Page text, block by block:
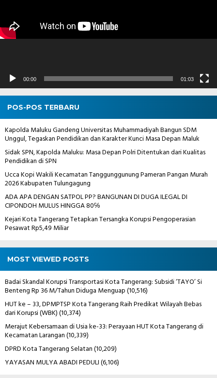
00:00 01:03
POS-POS TERBARU
Kapolda Maluku Gandeng Universitas Muhammadiyah Bangun SDM
Unggul, Tegaskan Pendidikan dan Karakter Kunci Masa Depan Maluk
Sidak SPN, Kapolda Maluku: Masa Depan Polri Ditentukan dari Kualitas
Pendidikan di SPN
Ucca Kopi Wakili Kecamatan Tanggunggunung Pameran Pangan Murah
2026 Kabupaten Tulungagung
ADA APA DENGAN SATPOL PP? BANGUNAN DI DUGA ILEGAL DI
CIPONDOH MULUS HINGGA 80℅
Kejari Kota Tangerang Tetapkan Tersangka Korupsi Pengoperasian
Pesawat Rp5,49 Miliar
MOST VIEWED POSTS
Badai Skandal Korupsi Transportasi Kota Tangerang: Subsidi ‘TAYO’ Si
Benteng Rp 36 M/Tahun Diduga Menguap(10,516)
HUT ke – 33, DPMPTSP Kota Tangerang Raih Predikat Wilayah Bebas
dari Korupsi (WBK)(10,374)
Merajut Kebersamaan di Usia ke-33: Perayaan HUT Kota Tangerang di
Kecamatan Larangan(10,339)
DPRD Kota Tangerang Selatan(10,209)
YAYASAN MULYA ABADI PEDULI(6,106)